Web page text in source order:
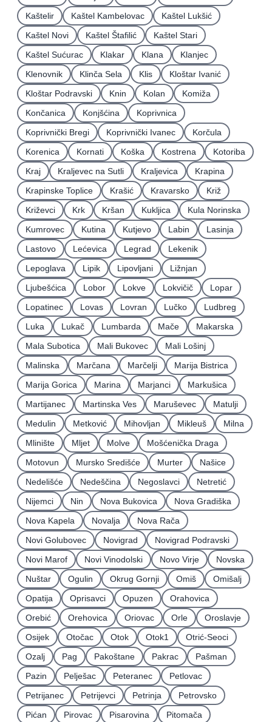
Kaštelir
Kaštel Kambelovac
Kaštel Lukšić
Kaštel Novi
Kaštel Štafilić
Kaštel Stari
Kaštel Sućurac
Klakar Klana
Klanjec
Klenovnik
Klinča Sela Klis
Kloštar Ivanić
Kloštar Podravski
Knin Kolan
Komiža
Končanica
Konjšćina
Koprivnica
Koprivnički Bregi
Koprivnički Ivanec
Korčula
Korenica
Kornati Koška Kostrena
Kotoriba
Kraj
Kraljevec na Sutli Kraljevica
Krapina
Krapinske Toplice
Krašić Kravarsko
Križ
Križevci
Krk Kršan Kukljica
Kula Norinska
Kumrovec
Kutina Kutjevo Labin
Lasinja
Lastovo
Lećevica Legrad
Lekenik
Lepoglava
Lipik Lipovljani
Ližnjan
Ljubešćica
Lobor Lokve Lokvičič
Lopar
Lopatinec
Lovas Lovran Lučko
Ludbreg
Luka
Lukač Lumbarda Mače
Makarska
Mala Subotica
Mali Bukovec
Mali Lošinj
Malinska
Marčana Marčelji
Marija Bistrica
Marija Gorica
Marina Marjanci
Markušica
Martijanec
Martinska Ves Maruševec
Matulji
Medulin
Metković Mihovljan Mikleuš
Milna
Mlinište
Mljet Molve
Mošćenička Draga
Motovun
Mursko Središće Murter
Našice
Nedelišće
Nedeščina Negoslavci
Netretić
Nijemci
Nin Nova Bukovica
Nova Gradiška
Nova Kapela
Novalja
Nova Rača
Novi Golubovec
Novigrad
Novigrad Podravski
Novi Marof
Novi Vinodolski Novo Virje
Novska
Nuštar
Ogulin Okrug Gornji Omiš
Omišalj
Opatija
Oprisavci Opuzen
Orahovica
Orebić
Orehovica Oriovac Orle
Oroslavje
Osijek
Otočac Otok Otok1
Otrić-Seoci
Ozalj
Pag Pakoštane Pakrac
Pašman
Pazin
Pelješac Peteranec
Petlovac
Petrijanec
Petrijevci Petrinja
Petrovsko
Pićan
Pirovac Pisarovina
Pitomača